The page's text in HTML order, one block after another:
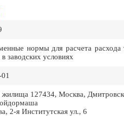
нормы для расчета расхода
заводских условиях
127434, Москва,
2-я Институтская ул., 6